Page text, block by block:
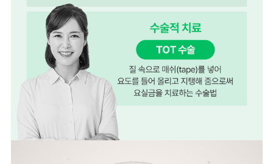
자궁경이란?
내시경으로 병변 부위를 확대해 상세히 관찰한 뒤,
자궁경부의 작은 자궁근종이나 내막의 용종을 제
자궁내막의 손상 없이 조직검사와 치료가 동시